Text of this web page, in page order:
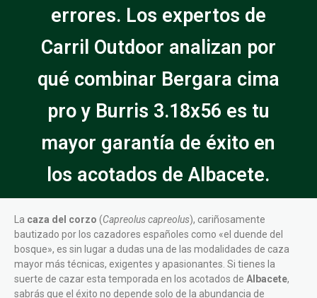
errores. Los expertos de
Carril Outdoor analizan por
qué combinar Bergara cima
pro y Burris 3.18x56 es tu
mayor garantía de éxito en
los acotados de Albacete.
La caza del corzo (Capreolus capreolus), cariñosamente
bautizado por los cazadores españoles como «el duende del
bosque», es sin lugar a dudas una de las modalidades de caza
mayor más técnicas, exigentes y apasionantes. Si tienes la
suerte de cazar esta temporada en los acotados de Albacete,
sabrás que el éxito no depende solo de la abundancia de